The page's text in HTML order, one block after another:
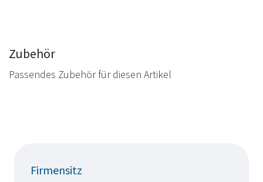
Zubehör
Passendes Zubehör für diesen Artikel
Firmensitz